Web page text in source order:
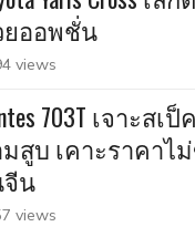
ยออพชั่น
views
703T เจาะสเ
สูบ เคาะราคาไ
น
views